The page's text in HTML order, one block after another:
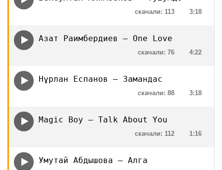
3:18
скачали: 113
Азат Раимбердиев — One Love
4:22
скачали: 76
Нұрлан Еспанов — Замандас
3:18
скачали: 88
Magic Boy — Talk About You
1:16
скачали: 112
Умутай Абдышова — Алга